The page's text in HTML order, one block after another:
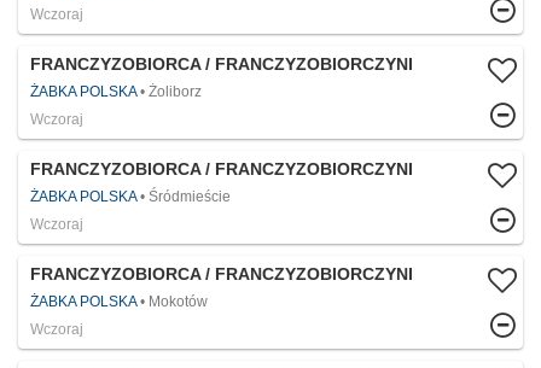
Wczoraj
FRANCZYZOBIORCA / FRANCZYZOBIORCZYNI
ŻABKA POLSKA
Żoliborz
Wczoraj
FRANCZYZOBIORCA / FRANCZYZOBIORCZYNI
ŻABKA POLSKA
Śródmieście
Wczoraj
FRANCZYZOBIORCA / FRANCZYZOBIORCZYNI
ŻABKA POLSKA
Mokotów
Wczoraj